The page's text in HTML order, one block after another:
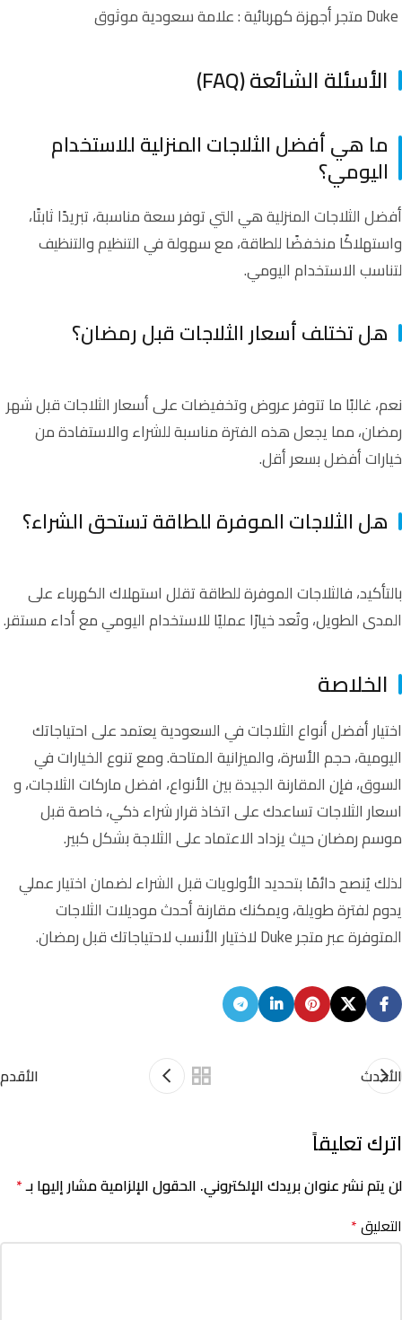
Duke متجر أجهزة كهربائية : علامة سعودية موثوق
الأسئلة الشائعة (FAQ)
ما هي أفضل الثلاجات المنزلية للاستخدام
اليومي؟
أفضل الثلاجات المنزلية هي التي توفر سعة مناسبة، تبريدًا ثابتًا،
واستهلاكًا منخفضًا للطاقة، مع سهولة في التنظيم والتنظيف
لتناسب الاستخدام اليومي.
هل تختلف أسعار الثلاجات قبل رمضان؟
نعم، غالبًا ما تتوفر عروض وتخفيضات على أسعار الثلاجات قبل شهر
رمضان، مما يجعل هذه الفترة مناسبة للشراء والاستفادة من
خيارات أفضل بسعر أقل.
هل الثلاجات الموفرة للطاقة تستحق الشراء؟
بالتأكيد، فالثلاجات الموفرة للطاقة تقلل استهلاك الكهرباء على
المدى الطويل، وتُعد خيارًا عمليًا للاستخدام اليومي مع أداء مستقر.
الخلاصة
اختيار أفضل أنواع الثلاجات في السعودية يعتمد على احتياجاتك
اليومية، حجم الأسرة، والميزانية المتاحة. ومع تنوع الخيارات في
السوق، فإن المقارنة الجيدة بين الأنواع، افضل ماركات الثلاجات، و
اسعار الثلاجات تساعدك على اتخاذ قرار شراء ذكي، خاصة قبل
موسم رمضان حيث يزداد الاعتماد على الثلاجة بشكل كبير.
لذلك يُنصح دائمًا بتحديد الأولويات قبل الشراء لضمان اختيار عملي
يدوم لفترة طويلة، ويمكنك مقارنة أحدث موديلات الثلاجات
المتوفرة عبر متجر Duke لاختيار الأنسب لاحتياجاتك قبل رمضان.
الأحدث الأقدم
اترك تعليقاً
لن يتم نشر عنوان بريدك الإلكتروني. الحقول الإلزامية مشار إليها بـ*
التعليق*